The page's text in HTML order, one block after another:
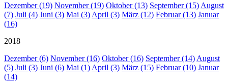
Dezember (19) November (19) Oktober (13) September (15) August
(7) Juli (4) Juni (3) Mai (3) April (3) März (12) Februar (13) Januar
(16)
2018
Dezember (6) November (16) Oktober (16) September (14) August
(5) Juli (3) Juni (6) Mai (1) April (3) März (15) Februar (10) Januar
(14)